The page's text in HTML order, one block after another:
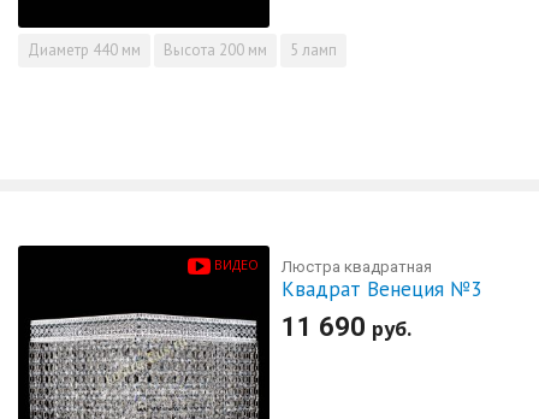
Диаметр 440 мм Высота 200 мм 5 ламп
ВИДЕО Люстра квадратная
Квадрат Венеция №3
11 690 руб.